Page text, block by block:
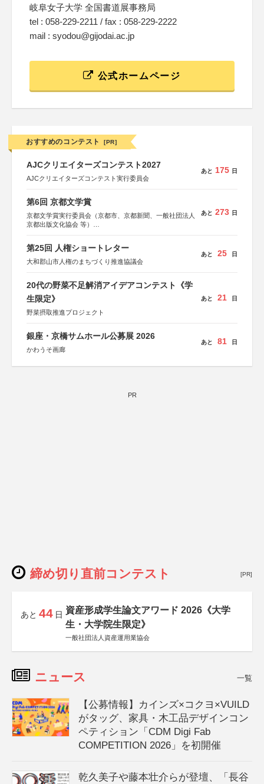
岐阜女子大学 全国書道展事務局
tel : 058-229-2211 / fax : 058-229-2222
mail : syodou@gijodai.ac.jp
公式ホームページ
おすすめのコンテスト [PR]
AJCクリエイターズコンテスト2027
AJCクリエイターズコンテスト実行委員会
あと 175 日
第6回 京都文学賞
京都文学賞実行委員会（京都市、京都新聞、一般社団法人
京都出版文化協会 等）
集英社、小学館、祥伝社、新潮社、淡交社、ちいさいミシ
マ社、徳間書店、早川書房、PHP研究所、双葉社、文藝春
あと 273 日
第25回 人権ショートレター
大和郡山市人権のまちづくり推進協議会
あと 25 日
20代の野菜不足解消アイデアコンテスト《学
生限定》
野菜摂取推進プロジェクト
あと 21 日
銀座・京橋サムホール公募展 2026
かわうそ画廊
あと 81 日
PR
締め切り直前コンテスト [PR]
あと 44 日 資産形成学生論文アワード 2026《大学
生・大学院生限定》
一般社団法人資産運用業協会
ニュース 一覧
【公募情報】カインズ×コクヨ×VUILD
がタッグ、家具・木工品デザインコン
ペティション「CDM Digi Fab
COMPETITION 2026」を初開催
乾久美子や藤本壮介らが登壇、「長谷